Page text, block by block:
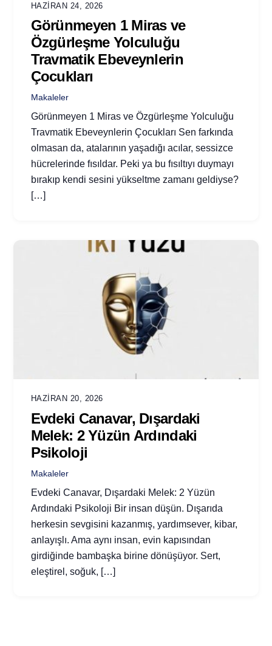
HAZIRAN 24, 2026
Görünmeyen 1 Miras ve
Özgürleşme Yolculuğu
Travmatik Ebeveynlerin
Çocukları
Makaleler
Görünmeyen 1 Miras ve Özgürleşme Yolculuğu
Travmatik Ebeveynlerin Çocukları Sen farkında
olmasan da, atalarının yaşadığı acılar, sessizce
hücrelerinde fısıldar. Peki ya bu fısıltıyı duymayı
bırakıp kendi sesini yükseltme zamanı geldiyse?
[…]
HAZIRAN 20, 2026
Evdeki Canavar, Dışardaki
Melek: 2 Yüzün Ardındaki
Psikoloji
Makaleler
Evdeki Canavar, Dışardaki Melek: 2 Yüzün
Ardındaki Psikoloji Bir insan düşün. Dışarıda
herkesin sevgisini kazanmış, yardımsever, kibar,
anlayışlı. Ama aynı insan, evin kapısından
girdiğinde bambaşka birine dönüşüyor. Sert,
eleştirel, soğuk, […]